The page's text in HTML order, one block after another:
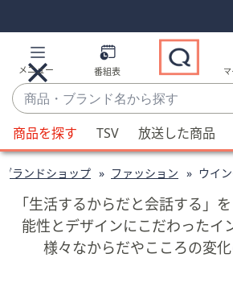
Links
Links2
メニュー 番組表
商
品・
ブ
ラ
ン
名
か
候
補
利
用
可
商品を探す TSV 放送した商品
ブランドショップ ファッション ウイ
「生活するからだと会話する」
能性とデザインにこだわったイ
様々なからだやこころの変化